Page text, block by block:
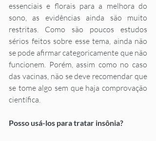
essenciais e florais para a melhora do
sono, as evidências ainda são muito
restritas. Como são poucos estudos
sérios feitos sobre esse tema, ainda não
se pode afirmar categoricamente que não
funcionem. Porém, assim como no caso
das vacinas, não se deve recomendar que
se tome algo sem que haja comprovação
científica.
Posso usá-los para tratar insônia?